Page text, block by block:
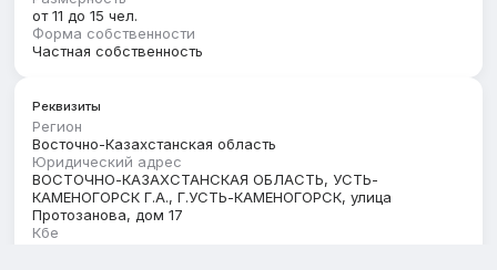
от 11 до 15 чел.
Форма собственности
Частная собственность
Реквизиты
Регион
Восточно-Казахстанская область
Юридический адрес
ВОСТОЧНО-КАЗАХСТАНСКАЯ ОБЛАСТЬ, УСТЬ-
КАМЕНОГОРСК Г.А., Г.УСТЬ-КАМЕНОГОРСК, улица
Протозанова, дом 17
Кбе